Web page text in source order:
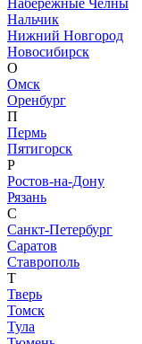
Набережные Челны
Нальчик
Нижний Новгород
Новосибирск
О
Омск
Оренбург
П
Пермь
Пятигорск
Р
Ростов-на-Дону
Рязань
С
Санкт-Петербург
Саратов
Ставрополь
Т
Тверь
Томск
Тула